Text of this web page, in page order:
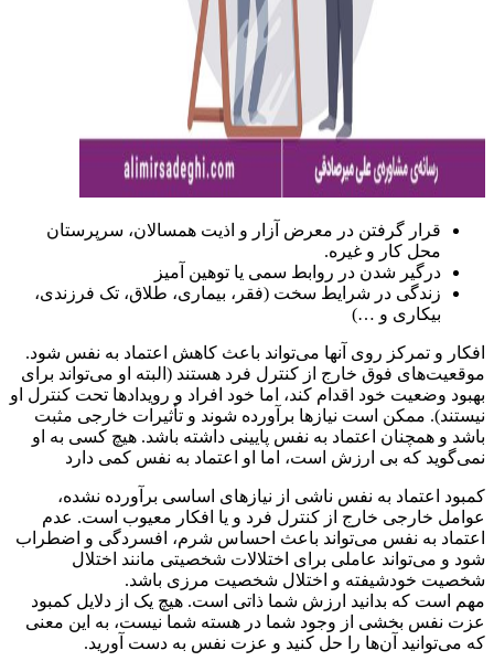
قرار گرفتن در معرض آزار و اذیت همسالان، سرپرستان
محل کار و غیره.
درگیر شدن در روابط سمی یا توهین آمیز
زندگی در شرایط سخت (فقر، بیماری، طلاق، تک فرزندی،
بیکاری و …)
و تمرکز روی آنها می‌تواند باعث کاهش اعتماد به نفس شود.
فوق خارج از کنترل فرد هستند (البته او می‌تواند برای
وضعیت خود اقدام کند، اما خود افراد و رویدادها تحت کنترل او
ممکن است نیازها برآورده شوند و تأثیرات خارجی مثبت
و همچنان اعتماد به نفس پایینی داشته باشد. هیچ کسی به او
که بی ارزش است، اما او اعتماد به نفس کمی دارد
اعتماد به نفس ناشی از نیازهای اساسی برآورده نشده،
خارجی خارج از کنترل فرد و یا افکار معیوب است. عدم
به نفس می‌تواند باعث احساس شرم، افسردگی و اضطراب
و می‌تواند عاملی برای اختلالات شخصیتی مانند اختلال
خودشیفته و اختلال شخصیت مرزی باشد.
است که بدانید ارزش شما ذاتی است. هیچ یک از دلایل کمبود
نفس بخشی از وجود شما در هسته شما نیست، به این معنی
آن‌ها را حل کنید و عزت نفس به دست آورید.